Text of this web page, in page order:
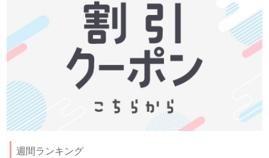
週間ランキング